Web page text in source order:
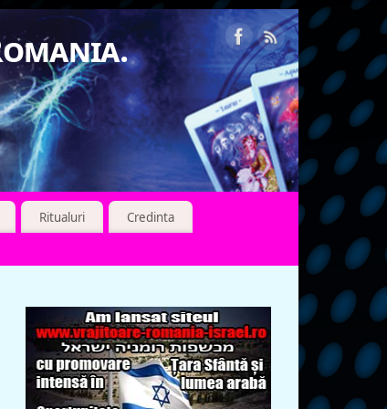
Ritualuri
Credinta